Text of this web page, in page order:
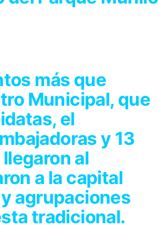
más que
Municipal, que
el
y 13
al
a la capital
agrupaciones
tradicional.